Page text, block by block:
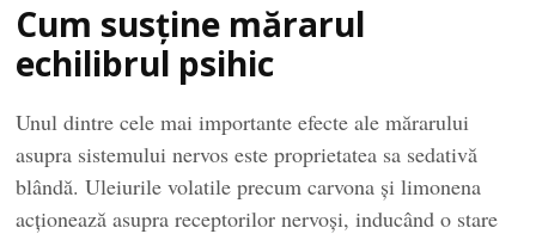
Cum susține mărarul
echilibrul psihic
Unul dintre cele mai importante efecte ale mărarului
asupra sistemului nervos este proprietatea sa sedativă
blândă. Uleiurile volatile precum carvona și limonena
acționează asupra receptorilor nervoși, inducând o stare